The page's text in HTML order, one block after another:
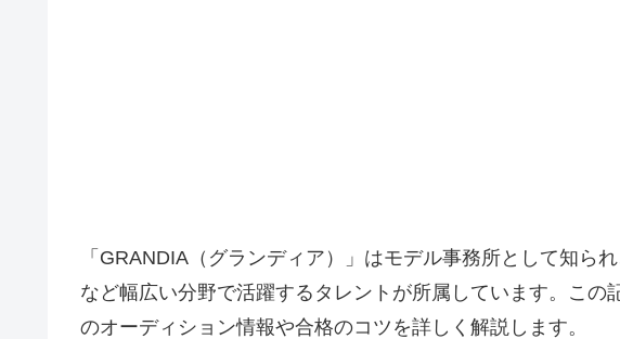
「GRANDIA（グランディア）」はモデル事務所として知ら
など幅広い分野で活躍するタレントが所属しています。この
のオーディション情報や合格のコツを詳しく解説します。